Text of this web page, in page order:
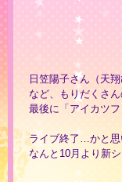
日笠陽子さん（天
など、もりだくさん
最後に「アイカツ
ライブ終了…かと思
なんと10月より新